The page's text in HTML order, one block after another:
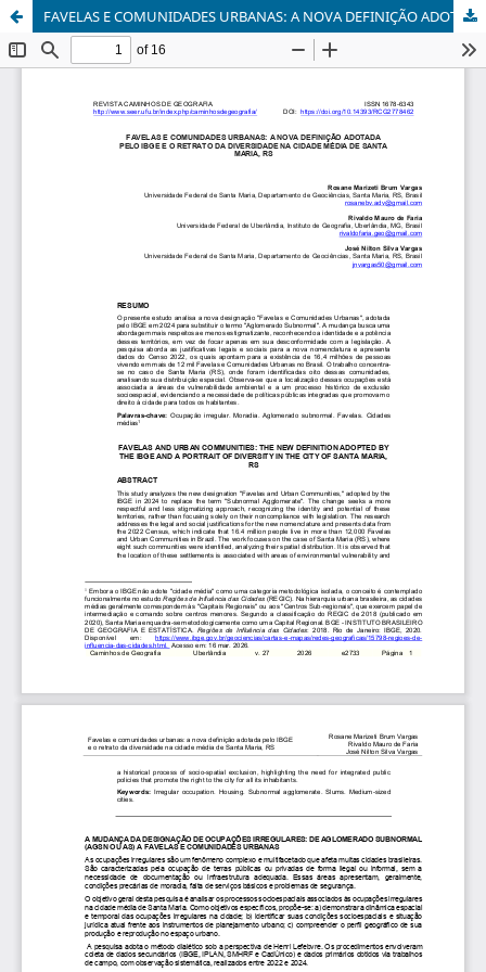
FAVELAS E COMUNIDADES URBANAS: A NOVA DEFINIÇÃO ADOTADA PELO IBGE E O RETRATO DA DIVERSIDADE NA CIDADE MÉDIA DE SANTA MARIA, RS